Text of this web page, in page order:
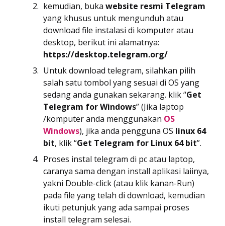
kemudian, buka website resmi Telegram
yang khusus untuk mengunduh atau
download file instalasi di komputer atau
desktop, berikut ini alamatnya:
https://desktop.telegram.org/
Untuk download telegram, silahkan pilih
salah satu tombol yang sesuai di OS yang
sedang anda gunakan sekarang. klik “Get
Telegram for Windows” (Jika laptop
/komputer anda menggunakan OS
Windows), jika anda pengguna OS linux 64
bit, klik “Get Telegram for Linux 64 bit”.
Proses instal telegram di pc atau laptop,
caranya sama dengan install aplikasi laiinya,
yakni Double-click (atau klik kanan-Run)
pada file yang telah di download, kemudian
ikuti petunjuk yang ada sampai proses
install telegram selesai.